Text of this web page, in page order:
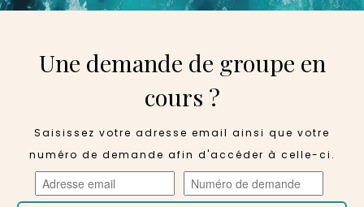
Une demande de groupe en
cours ?
Saisissez votre adresse email ainsi que votre
numéro de demande afin d'accéder à celle-ci.